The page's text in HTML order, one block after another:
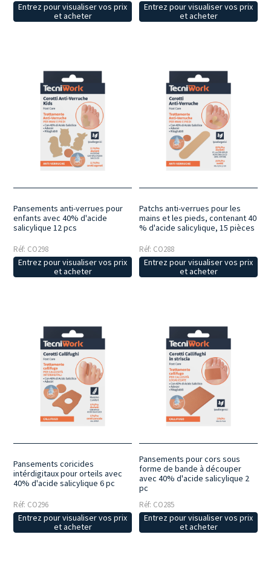
Entrez pour visualiser vos prix
et acheter
Entrez pour visualiser vos prix
et acheter
Pansements anti-verrues pour
enfants avec 40% d'acide
salicylique 12 pcs
Réf: CO298
Entrez pour visualiser vos prix
et acheter
Patchs anti-verrues pour les
mains et les pieds, contenant 40
% d'acide salicylique, 15 pièces
Réf: CO288
Entrez pour visualiser vos prix
et acheter
Pansements coricides
intérdigitaux pour orteils avec
40% d'acide salicylique 6 pc
Réf: CO296
Entrez pour visualiser vos prix
et acheter
Pansements pour cors sous
forme de bande à découper
avec 40% d'acide salicylique 2
pc
Réf: CO285
Entrez pour visualiser vos prix
et acheter